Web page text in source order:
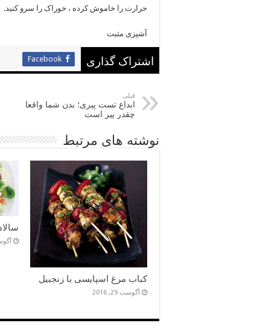
حرارت را خاموش کرده ، خوراک را سرو کنید.
آشپزی مثبت
اشتراک گذاری Facebook
قبلی
ابداع تست پیری؛ بدن شما واقعا
چقدر پیر است
نوشته های مرتبط
کباب مرغ اسپایسی با زنجبیل
آگوست 29, 2016
آگوست